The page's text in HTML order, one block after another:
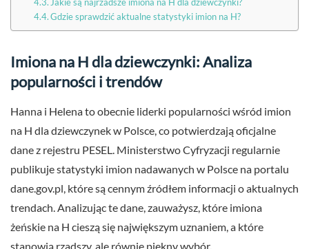
Gdzie sprawdzić aktualne statystyki imion na H?
Imiona na H dla dziewczynki: Analiza
popularności i trendów
Hanna i Helena to obecnie liderki popularności wśród imion
na H dla dziewczynek w Polsce, co potwierdzają oficjalne
dane z rejestru PESEL. Ministerstwo Cyfryzacji regularnie
publikuje statystyki imion nadawanych w Polsce na portalu
dane.gov.pl, które są cennym źródłem informacji o aktualnych
trendach. Analizując te dane, zauważysz, które imiona
żeńskie na H cieszą się największym uznaniem, a które
stanowią rzadszy, ale równie piękny wybór.